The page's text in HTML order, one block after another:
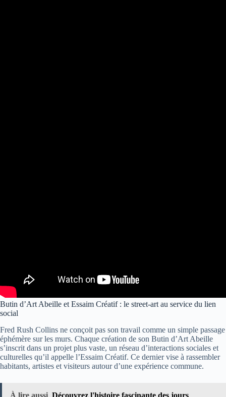
Butin d’Art Abeille et Essaim Créatif : le street-art au service du lien
social
Fred Rush Collins ne conçoit pas son travail comme un simple passage
éphémère sur les murs. Chaque création de son Butin d’Art Abeille
s’inscrit dans un projet plus vaste, un réseau d’interactions sociales et
culturelles qu’il appelle l’Essaim Créatif. Ce dernier vise à rassembler
habitants, artistes et visiteurs autour d’une expérience commune.